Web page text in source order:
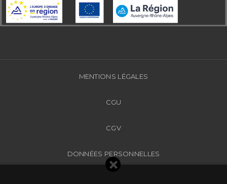
MENTIONS LÉGALES
CGU
CGV
DONNÉES PERSONNELLES